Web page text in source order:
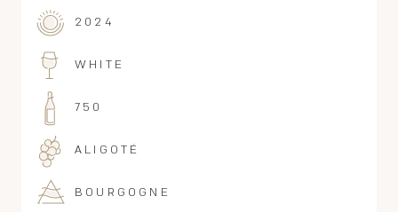
2024
WHITE
750
ALIGOTÉ
BOURGOGNE